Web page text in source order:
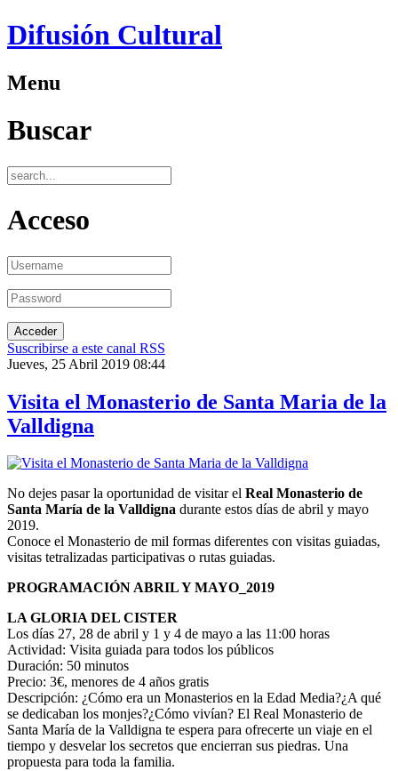
Difusión Cultural
Menu
Buscar
Acceso
Suscribirse a este canal RSS
Jueves, 25 Abril 2019 08:44
Visita el Monasterio de Santa Maria de la
Valldigna
No dejes pasar la oportunidad de visitar el Real Monasterio de
Santa María de la Valldigna durante estos días de abril y mayo
2019.
Conoce el Monasterio de mil formas diferentes con visitas guiadas,
visitas tetralizadas participativas o rutas guiadas.
PROGRAMACIÓN ABRIL Y MAYO_2019
LA GLORIA DEL CISTER
Los días 27, 28 de abril y 1 y 4 de mayo a las 11:00 horas
Actividad: Visita guiada para todos los públicos
Duración: 50 minutos
Precio: 3€, menores de 4 años gratis
Descripción: ¿Cómo era un Monasterios en la Edad Media?¿A qué
se dedicaban los monjes?¿Cómo vivían? El Real Monasterio de
Santa María de la Valldigna te espera para ofrecerte un viaje en el
tiempo y desvelar los secretos que encierran sus piedras. Una
propuesta para toda la familia.